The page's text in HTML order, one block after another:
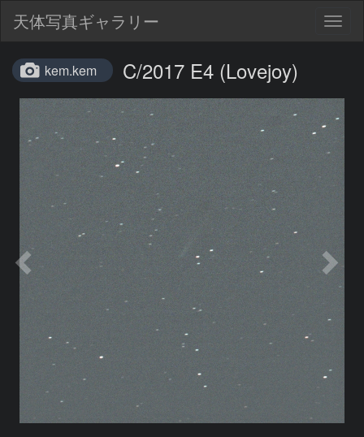
天体写真ギャラリー
kem.kem C/2017 E4 (Lovejoy)